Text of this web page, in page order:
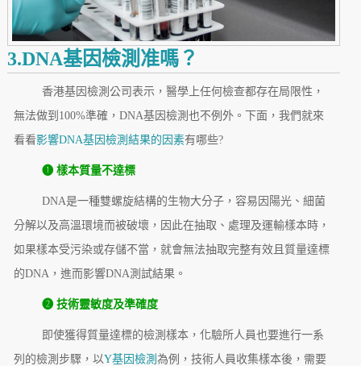
3.DNA基因檢測准嗎？
香港基因檢測公司表示，醫學上任何檢查都存在局限性，
無法做到100%準確，DNA基因檢測也不例外。下面，我們就來
看看影響DNA基因檢測結果的因素有哪些?
❶ 樣本質量不達標
DNA是一種雙螺旋結構的生物大分子，容易因陽光、細菌
分解以及高溫環境而被破壞，因此在抽取、處理及運輸樣本時，
如果樣本受污染或存儲不當，就會無法抽取完整有效且質量達標
的DNA，進而影響DNA測試結果。
❷ 技術靈敏度及準確度
即使獲得質量達標的檢測樣本，化驗所人員也要進行一系
列的檢測步驟，以Y基因檢測 為例，技術人員收集樣本後，需要